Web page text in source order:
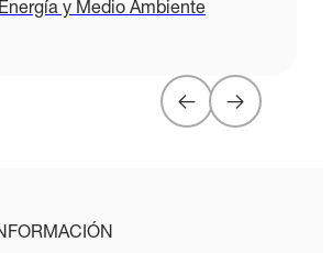
y Medio Ambiente